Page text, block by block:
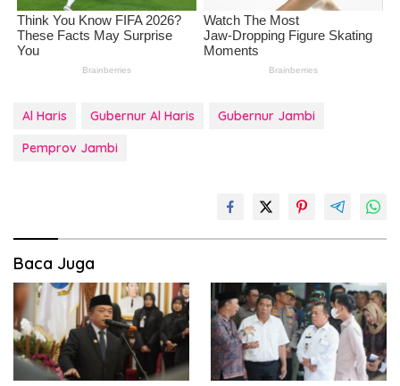
Al Haris Gubernur Al Haris
Gubernur Jambi
Pemprov Jambi
Baca Juga